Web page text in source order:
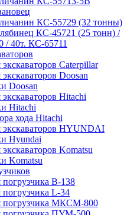
КС-55729 (32 тонны)
КС-45721 (25 тонн) /
/ 40т. КС-65711
экскаваторов Caterpillar
Doosan
Doosan
экскаваторов Hitachi
Hitachi
хода Hitachi
экскаваторов HYUNDAI
Hyundai
Komatsu
Komatsu
погрузчика B-138
погрузчика L-34
погрузчика МКСМ-800